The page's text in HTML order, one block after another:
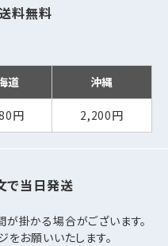
送料無料
道 沖縄
円 2,200円
で当日発送
掛かる場合がございます。
お願いいたします。